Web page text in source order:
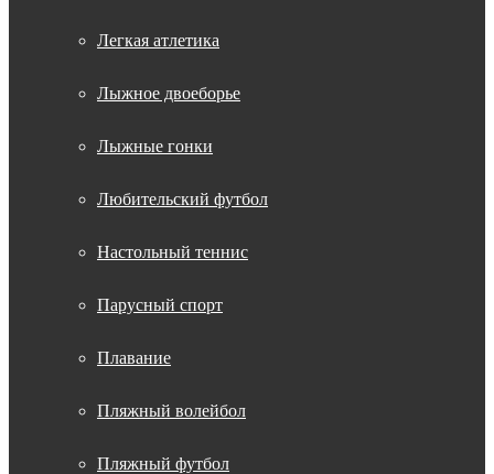
Легкая атлетика
Лыжное двоеборье
Лыжные гонки
Любительский футбол
Настольный теннис
Парусный спорт
Плавание
Пляжный волейбол
Пляжный футбол